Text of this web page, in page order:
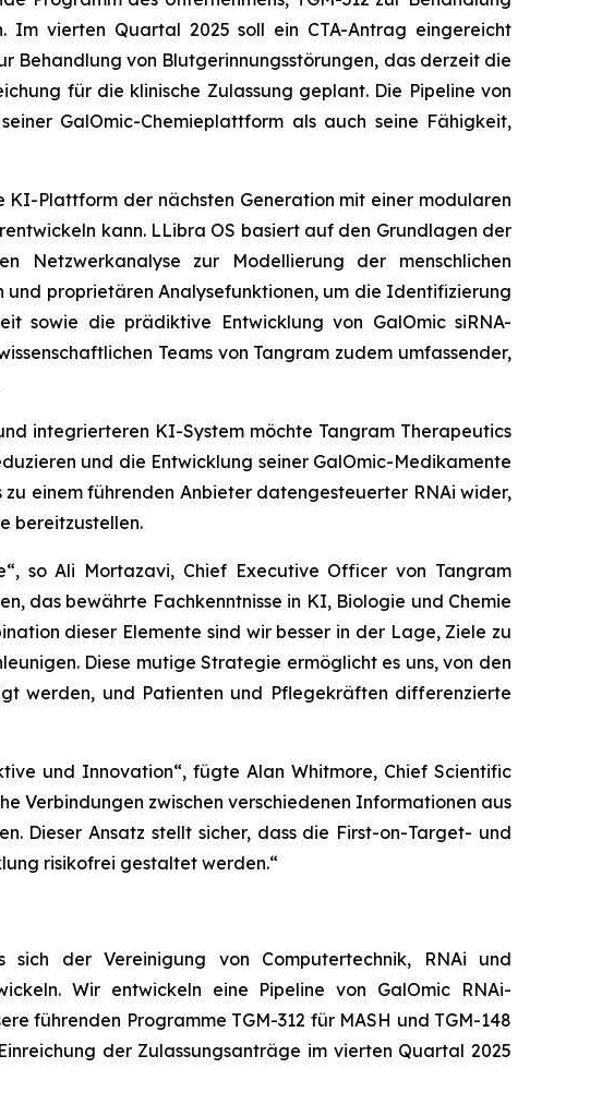
Im vierten Quartal 2025 soll ein CTA-Antrag eingereicht
Behandlung von Blutgerinnungsstörungen, das derzeit die
für die klinische Zulassung geplant. Die Pipeline von
GalOmic-Chemieplattform als auch seine Fähigkeit,
KI-Plattform der nächsten Generation mit einer modularen
kann. LLibra OS basiert auf den Grundlagen der
Netzwerkanalyse zur Modellierung der menschlichen
und proprietären Analysefunktionen, um die Identifizierung
sowie die prädiktive Entwicklung von GalOmic siRNA-
Teams von Tangram zudem umfassender,
integrierteren KI-System möchte Tangram Therapeutics
und die Entwicklung seiner GalOmic-Medikamente
einem führenden Anbieter datengesteuerter RNAi wider,
bereitzustellen.
so Ali Mortazavi, Chief Executive Officer von Tangram
das bewährte Fachkenntnisse in KI, Biologie und Chemie
dieser Elemente sind wir besser in der Lage, Ziele zu
Diese mutige Strategie ermöglicht es uns, von den
werden, und Patienten und Pflegekräften differenzierte
und Innovation“,fügte Alan Whitmore, Chief Scientific
Verbindungen zwischen verschiedenen Informationen aus
Dieser Ansatz stellt sicher, dass die First-on-Target- und
risikofrei gestaltet werden.“
sich der Vereinigung von Computertechnik, RNAi und
Wir entwickeln eine Pipeline von GalOmic RNAi-
führenden Programme TGM-312 für MASH und TGM-148
der Zulassungsanträge im vierten Quartal 2025